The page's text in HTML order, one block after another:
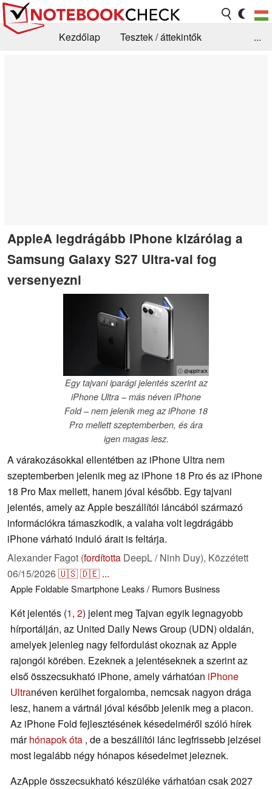
Kezdőlap
Tesztek / áttekintők
...
AppleA legdrágább iPhone kizárólag a
Samsung Galaxy S27 Ultra-val fog
versenyezni
ⓘ @appltrack
Egy tajvani iparági jelentés szerint az
iPhone Ultra – más néven iPhone
Fold – nem jelenik meg az iPhone 18
Pro mellett szeptemberben, és ára
igen magas lesz.
A várakozásokkal ellentétben az iPhone Ultra nem
szeptemberben jelenik meg az iPhone 18 Pro és az iPhone
18 Pro Max mellett, hanem jóval később. Egy tajvani
jelentés, amely az Apple beszállítói láncából származó
információkra támaszkodik, a valaha volt legdrágább
iPhone várható induló árait is feltárja.
Alexander Fagot (fordította DeepL / Ninh Duy), Közzétett
06/15/2026🇺🇸🇩🇪 ...
Apple FoldableSmartphone Leaks / Rumors Business
Két jelentés (1, 2) jelent meg Tajvan egyik legnagyobb
hírportálján, az United Daily News Group (UDN) oldalán,
amelyek jelenleg nagy felfordulást okoznak az Apple
rajongói körében. Ezeknek a jelentéseknek a szerint az
első összecsukható iPhone, amely várhatóan iPhone
Ultranéven kerülhet forgalomba, nemcsak nagyon drága
lesz, hanem a vártnál jóval később jelenik meg a piacon.
Az iPhone Fold fejlesztésének késedelméről szóló hírek
márhónapok óta , de a beszállítói lánc legfrissebb jelzései
most legalább négy hónapos késedelmet jeleznek.
AzApple összecsukható készüléke várhatóan csak 2027